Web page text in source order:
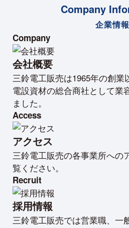
Company
企業情報
Company
会社概要
三鈴電工販売は1965年の創業
電設資材の総合商社として業
ました。
Access
アクセス
三鈴電工販売の各事業所への
覧ください。
Recruit
採用情報
三鈴電工販売では営業職、一